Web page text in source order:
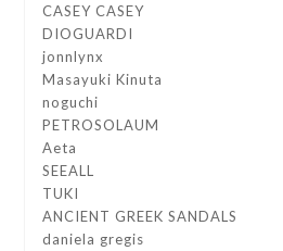
CASEY CASEY
DIOGUARDI
jonnlynx
Masayuki Kinuta
noguchi
PETROSOLAUM
Aeta
SEEALL
TUKI
ANCIENT GREEK SANDALS
daniela gregis